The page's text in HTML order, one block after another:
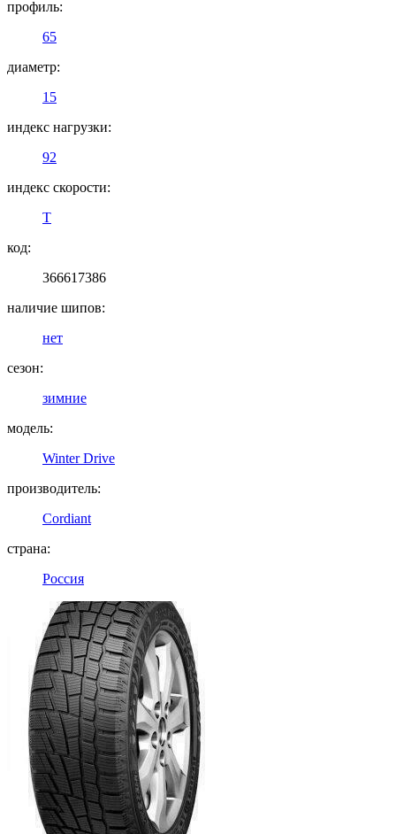
профиль:
65
диаметр:
15
индекс нагрузки:
92
индекс скорости:
T
код:
366617386
наличие шипов:
нет
сезон:
зимние
модель:
Winter Drive
производитель:
Cordiant
страна:
Россия